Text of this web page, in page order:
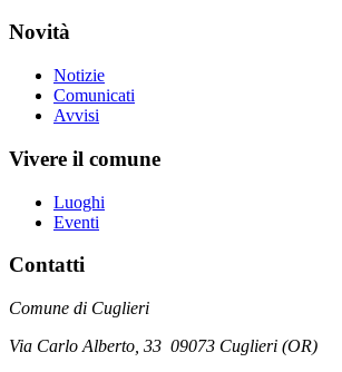
Novità
Notizie
Comunicati
Avvisi
Vivere il comune
Luoghi
Eventi
Contatti
Comune di Cuglieri
Via Carlo Alberto, 33 09073 Cuglieri (OR)